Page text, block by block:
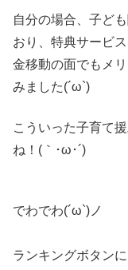
自分の場合、子ど
おり、特典サービ
金移動の面でもメ
みました(´ω`)
こういった子育て
ね！(｀･ω･´)
でわでわ(´ω`)ノ
ランキングボタン